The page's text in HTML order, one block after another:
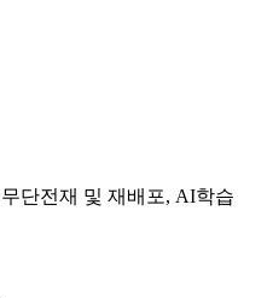
단전재 및 재배포, AI학습